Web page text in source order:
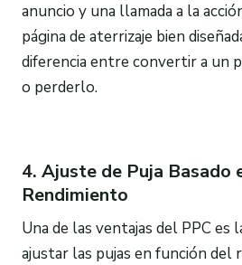
anuncio y una llamada a la
página de aterrizaje bien
diferencia entre convertir a un
o perderlo.
4. Ajuste de Puja Basado
Rendimiento
Una de las ventajas del PPC es
ajustar las pujas en función del